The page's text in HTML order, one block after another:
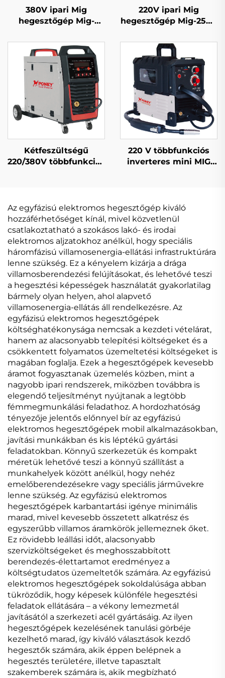
380V ipari Mig
hegesztőgép Mig-
huzaladagolóval,
többfunkciós CO2
gázzal védett Mig/Mag
hegesztőgép
220V ipari Mig
hegesztőgép Mig-250R
gázzal védett Mig/Mag
hegesztőgép
Kétfeszültségű
220/380V többfunkciós
szinergikus
hegesztőgép
220 V többfunkciós
inverteres mini MIG
Az egyfázisú elektromos hegesztőgép kiváló
hozzáférhetőséget kínál, mivel közvetlenül
csatlakoztatható a szokásos lakó- és irodai
elektromos aljzatokhoz anélkül, hogy speciális
háromfázisú villamosenergia-ellátási infrastruktúrára
lenne szükség. Ez a kényelem kizárja a drága
villamosberendezési felújításokat, és lehetővé teszi
a hegesztési képességek használatát gyakorlatilag
bármely olyan helyen, ahol alapvető
villamosenergia-ellátás áll rendelkezésre. Az
egyfázisú elektromos hegesztőgépek
költséghatékonysága nemcsak a kezdeti vételárat,
hanem az alacsonyabb telepítési költségeket és a
csökkentett folyamatos üzemeltetési költségeket is
magában foglalja. Ezek a hegesztőgépek kevesebb
áramot fogyasztanak üzemelés közben, mint a
nagyobb ipari rendszerek, miközben továbbra is
elegendő teljesítményt nyújtanak a legtöbb
fémmegmunkálási feladathoz. A hordozhatóság
tényezője jelentős előnnyel bír az egyfázisú
elektromos hegesztőgépek mobil alkalmazásokban,
javítási munkákban és kis léptékű gyártási
feladatokban. Könnyű szerkezetük és kompakt
méretük lehetővé teszi a könnyű szállítást a
munkahelyek között anélkül, hogy nehéz
emelőberendezésekre vagy speciális járművekre
lenne szükség. Az egyfázisú elektromos
hegesztőgépek karbantartási igénye minimális
marad, mivel kevesebb összetett alkatrész és
egyszerűbb villamos áramkörök jellemeznek őket.
Ez rövidebb leállási időt, alacsonyabb
szervizköltségeket és meghosszabbított
berendezés-élettartamot eredményez a
költségtudatos üzemeltetők számára. Az egyfázisú
elektromos hegesztőgépek sokoldalúsága abban
tükröződik, hogy képesek különféle hegesztési
feladatok ellátására – a vékony lemezmetál
javításától a szerkezeti acél gyártásáig. Az ilyen
hegesztőgépek kezelésének tanulási görbéje
kezelhető marad, így kiváló választások kezdő
hegesztők számára, akik éppen belépnek a
hegesztés területére, illetve tapasztalt
szakemberek számára is, akik megbízható